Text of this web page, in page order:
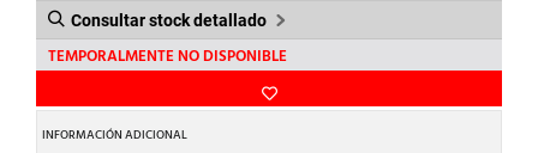
Consultar stock detallado
TEMPORALMENTE NO DISPONIBLE
INFORMACIÓN ADICIONAL